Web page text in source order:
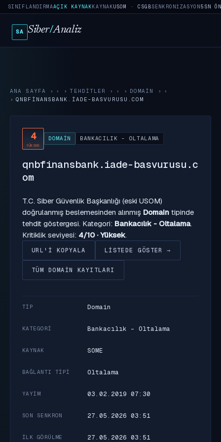
SINIFLANDIRMAAÇIK KAYNAKKAYNAKUSOM · CSGBSENKRONIZASYON5SN
SA Siber/Analiz
ANA SAYFA › TEHDITLER › DOMAIN
›
QNBFINANSBANK.IADE-BASVURUSU.COM
4
YÜKSEK
DOMAIN BANKACILIK - OLTALAMA
qnbfinansbank.iade-basvurusu.c
om
T.C. Siber Güvenlik Başkanlığı (eski USOM)
doğrulanmış beslemesinden alınmış Domain tipinde
tehdit göstergesi. Kategori: Bankacılık - Oltalama.
Kritiklik seviyesi: 4/10 · Yüksek.
URL'I KOPYALA LISTEDE GÖSTER →
TÜM DOMAIN KAYITLARI
TIP Domain
KATEGORI Bankacılık - Oltalama
KAYNAK SOME
BAĞLANTI TIPI Oltalama
YAYIM 03.02.2019 07:30
SON SENKRON 27.05.2026 03:51
İLK GÖRÜLME 27.05.2026 03:51